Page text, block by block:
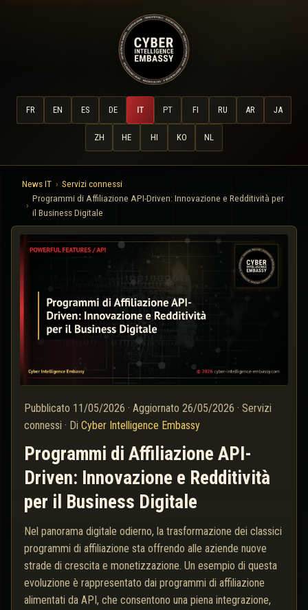
FR EN ES DE IT PT FI RU AR JA
ZH HE HI KO NL
News IT
Servizi connessi
Programmi di Affiliazione API-Driven: Innovazione e Redditività per
il Business Digitale
Pubblicato 11/05/2026 · Aggiornato 26/05/2026 · Servizi
connessi · Di Cyber Intelligence Embassy
Programmi di Affiliazione API-
Driven: Innovazione e Redditività
per il Business Digitale
Nel panorama digitale odierno, la trasformazione dei classici
programmi di affiliazione sta offrendo alle aziende nuove
strade di crescita e monetizzazione. Un esempio di questa
evoluzione è rappresentato dai programmi di affiliazione
alimentati da API, che consentono una piena integrazione,